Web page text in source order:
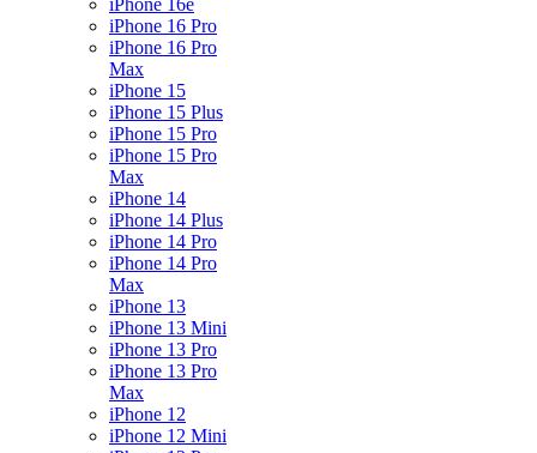
iPhone 16e
iPhone 16 Pro
iPhone 16 Pro
Max
iPhone 15
iPhone 15 Plus
iPhone 15 Pro
iPhone 15 Pro
Max
iPhone 14
iPhone 14 Plus
iPhone 14 Pro
iPhone 14 Pro
Max
iPhone 13
iPhone 13 Mini
iPhone 13 Pro
iPhone 13 Pro
Max
iPhone 12
iPhone 12 Mini